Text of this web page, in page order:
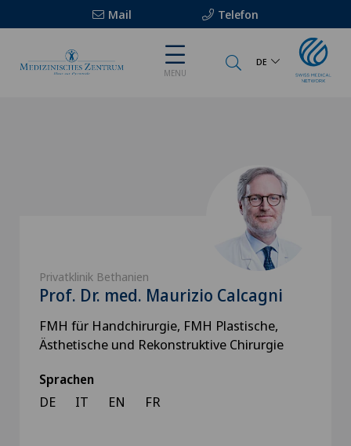
Mail Telefon
MENU
DE
Privatklinik Bethanien
Prof. Dr. med. Maurizio Calcagni
FMH für Handchirurgie, FMH Plastische,
Ästhetische und Rekonstruktive Chirurgie
Sprachen
DE IT EN FR